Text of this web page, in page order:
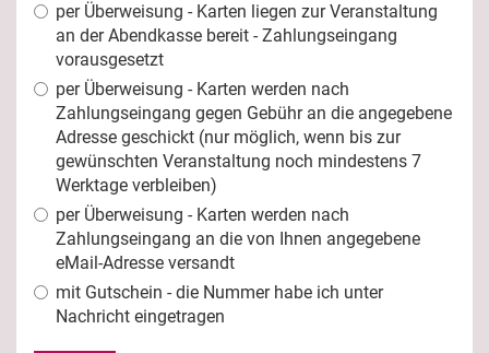
per Überweisung - Karten liegen zur Veranstaltung
an der Abendkasse bereit - Zahlungseingang
vorausgesetzt
per Überweisung - Karten werden nach
Zahlungseingang gegen Gebühr an die angegebene
Adresse geschickt (nur möglich, wenn bis zur
gewünschten Veranstaltung noch mindestens 7
Werktage verbleiben)
per Überweisung - Karten werden nach
Zahlungseingang an die von Ihnen angegebene
eMail-Adresse versandt
mit Gutschein - die Nummer habe ich unter
Nachricht eingetragen